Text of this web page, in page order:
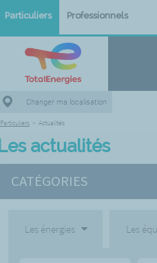
Particuliers Professionnels
Changer ma localisation
Particuliers > Actualités
Les actualités
CATÉGORIES
Les énergies Les